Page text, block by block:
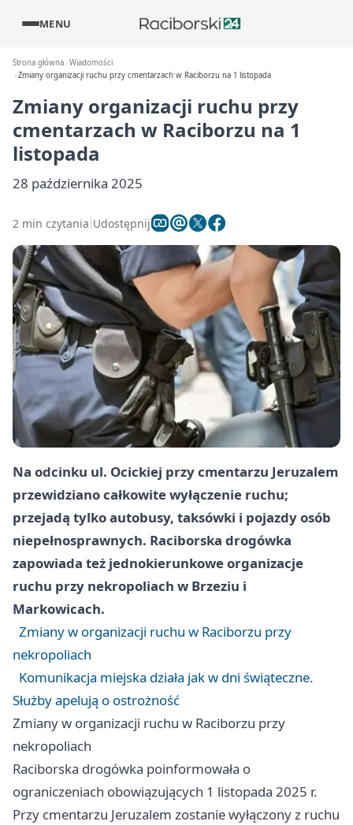
MENU
Strona główna Wiadomości
Zmiany organizacji ruchu przy cmentarzach w Raciborzu na 1 listopada
Zmiany organizacji ruchu przy
cmentarzach w Raciborzu na 1
listopada
28 października 2025
2 min czytania Udostępnij
Na odcinku ul. Ocickiej przy cmentarzu Jeruzalem
przewidziano całkowite wyłączenie ruchu;
przejadą tylko autobusy, taksówki i pojazdy osób
niepełnosprawnych. Raciborska drogówka
zapowiada też jednokierunkowe organizacje
ruchu przy nekropoliach w Brzeziu i
Markowicach.
Zmiany w organizacji ruchu w Raciborzu przy
nekropoliach
Komunikacja miejska działa jak w dni świąteczne.
Służby apelują o ostrożność
Zmiany w organizacji ruchu w Raciborzu przy
nekropoliach
Raciborska drogówka poinformowała o
ograniczeniach obowiązujących 1 listopada 2025 r.
Przy cmentarzu Jeruzalem zostanie wyłączony z ruchu